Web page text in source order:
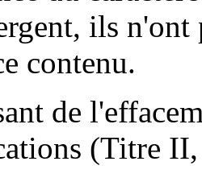
ils n'ont
contenu.
de
(Titre